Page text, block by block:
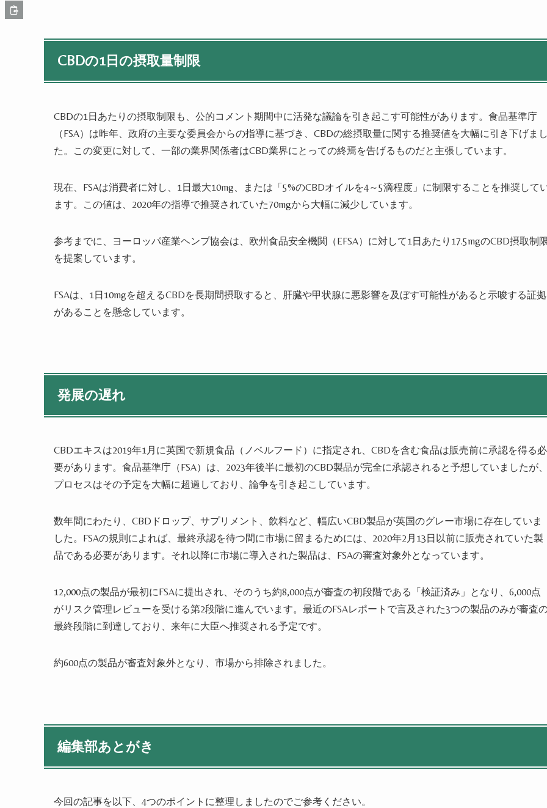
CBDの1日の摂取量制限
CBDの1日あたりの摂取制限も、公的コメント期間中に活発な議論を引き起こす可能性があります。食品基準庁
（FSA）は昨年、政府の主要な委員会からの指導に基づき、CBDの総摂取量に関する推奨値を大幅に引き下げま
た。この変更に対して、一部の業界関係者はCBD業界にとっての終焉を告げるものだと主張しています。
現在、FSAは消費者に対し、1日最大10mg、または「5%のCBDオイルを4～5滴程度」に制限することを推奨して
ます。この値は、2020年の指導で推奨されていた70mgから大幅に減少しています。
参考までに、ヨーロッパ産業ヘンプ協会は、欧州食品安全機関（EFSA）に対して1日あたり17.5mgのCBD摂取制
を提案しています。
FSAは、1日10mgを超えるCBDを長期間摂取すると、肝臓や甲状腺に悪影響を及ぼす可能性があると示唆する証拠
があることを懸念しています。
発展の遅れ
CBDエキスは2019年1月に英国で新規食品（ノベルフード）に指定され、CBDを含む食品は販売前に承認を得る必
要があります。食品基準庁（FSA）は、2023年後半に最初のCBD製品が完全に承認されると予想していましたが
プロセスはその予定を大幅に超過しており、論争を引き起こしています。
数年間にわたり、CBDドロップ、サプリメント、飲料など、幅広いCBD製品が英国のグレー市場に存在していま
した。FSAの規則によれば、最終承認を待つ間に市場に留まるためには、2020年2月13日以前に販売されていた製
品である必要があります。それ以降に市場に導入された製品は、FSAの審査対象外となっています。
12,000点の製品が最初にFSAに提出され、そのうち約8,000点が審査の初段階である「検証済み」となり、6,000点
がリスク管理レビューを受ける第2段階に進んでいます。最近のFSAレポートで言及された3つの製品のみが審査
最終段階に到達しており、来年に大臣へ推奨される予定です。
約600点の製品が審査対象外となり、市場から排除されました。
編集部あとがき
今回の記事を以下、4つのポイントに整理しましたのでご参考ください。